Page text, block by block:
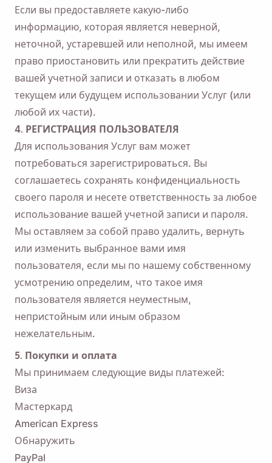
Если вы предоставляете какую-либо
информацию, которая является неверной,
неточной, устаревшей или неполной, мы имеем
право приостановить или прекратить действие
вашей учетной записи и отказать в любом
текущем или будущем использовании Услуг (или
любой их части).
4. РЕГИСТРАЦИЯ ПОЛЬЗОВАТЕЛЯ
Для использования Услуг вам может
потребоваться зарегистрироваться. Вы
соглашаетесь сохранять конфиденциальность
своего пароля и несете ответственность за любое
использование вашей учетной записи и пароля.
Мы оставляем за собой право удалить, вернуть
или изменить выбранное вами имя
пользователя, если мы по нашему собственному
усмотрению определим, что такое имя
пользователя является неуместным,
непристойным или иным образом
нежелательным.
5. Покупки и оплата
Мы принимаем следующие виды платежей:
Виза
Мастеркард
American Express
Обнаружить
PayPal